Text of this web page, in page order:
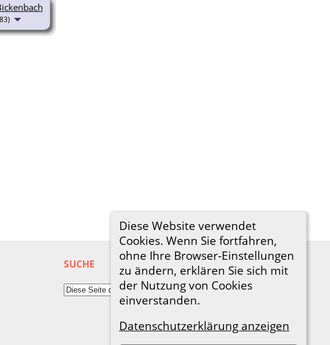
Diese Website verwendet
Cookies. Wenn Sie fortfahren,
ohne Ihre Browser-Einstellungen
zu ändern, erklären Sie sich mit
der Nutzung von Cookies
einverstanden.
Datenschutzerklärung anzeigen
SUCHE